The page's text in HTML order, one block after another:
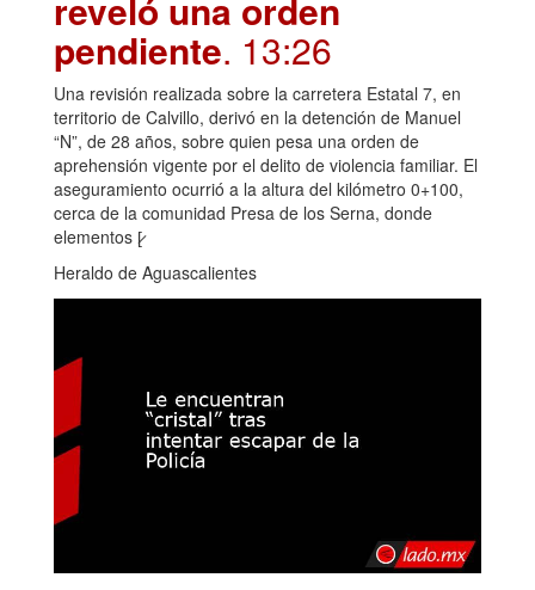
pendiente. 13:26
Una revisión realizada sobre la carretera Estatal 7, en
territorio de Calvillo, derivó en la detención de Manuel
“N”, de 28 años, sobre quien pesa una orden de
aprehensión vigente por el delito de violencia familiar. El
aseguramiento ocurrió a la altura del kilómetro 0+100,
cerca de la comunidad Presa de los Serna, donde
elementos [̷
Heraldo de Aguascalientes